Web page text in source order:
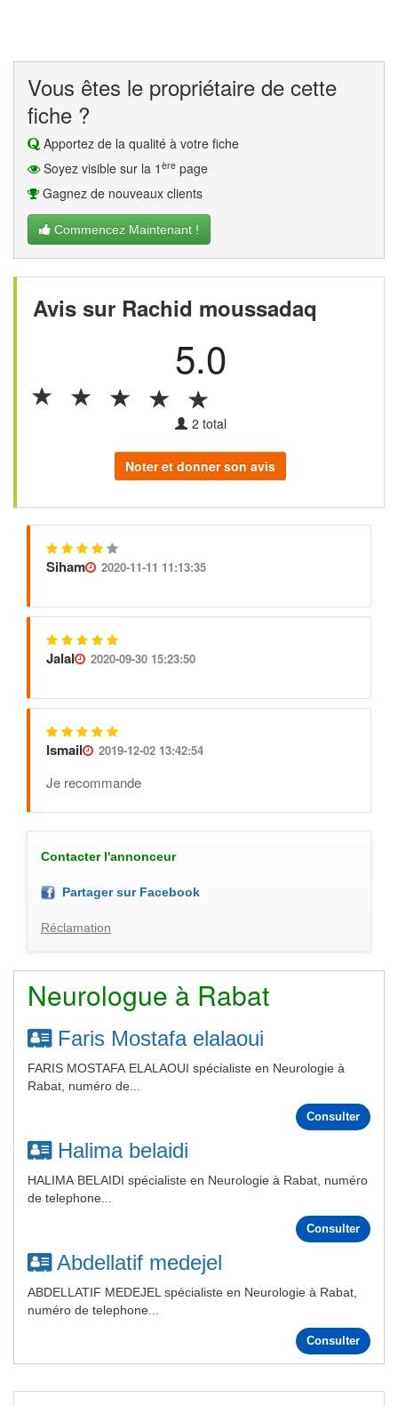
Vous êtes le propriétaire de cette
fiche ?
Apportez de la qualité à votre fiche
Soyez visible sur la 1 ère page
Gagnez de nouveaux clients
Commencez Maintenant !
Avis sur Rachid moussadaq
5.0
2 total
Noter et donner son avis
Siham 2020-11-11 11:13:35
Jalal 2020-09-30 15:23:50
Ismail 2019-12-02 13:42:54
Je recommande
Contacter l'annonceur
Partager sur Facebook
Réclamation
Neurologue à Rabat
Faris Mostafa elalaoui
FARIS MOSTAFA ELALAOUI spécialiste en Neurologie à
Rabat, numéro de...
Consulter
Halima belaidi
HALIMA BELAIDI spécialiste en Neurologie à Rabat, numéro
de telephone...
Consulter
Abdellatif medejel
ABDELLATIF MEDEJEL spécialiste en Neurologie à Rabat,
numéro de telephone...
Consulter